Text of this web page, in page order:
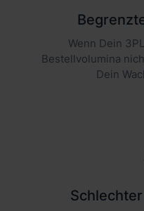
Wenn Dein
Bestellvolumina
Dein